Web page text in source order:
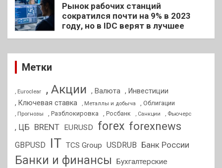
Рынок рабочих станций
сократился почти на 9% в 2023
году, но в IDC верят в лучшее
Метки
, Euroclear , Акции , Валюта , Инвестиции
, Ключевая ставка
, Металлы и добыча , Облигации
, Прогнозы , Разблокировка , Росбанк , Санкции , Фьючерс
, ЦБ BRENT EURUSD forex forexnews
GBPUSD IT TCS Group USDRUB Банк России
Банки и финансы
Бухгалтерские